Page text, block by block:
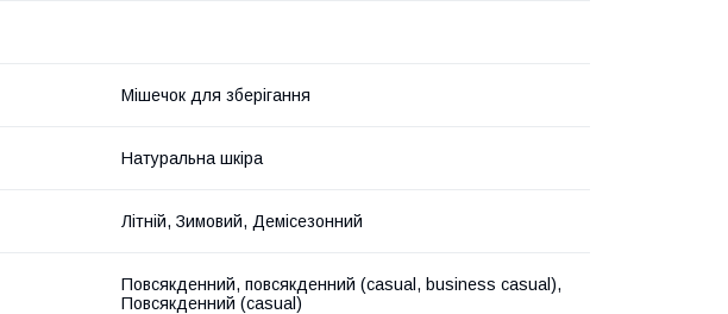
Мішечок для зберігання
Натуральна шкіра
Літній, Зимовий, Демісезонний
Повсякденний, повсякденний (casual, business casual),
Повсякденний (casual)